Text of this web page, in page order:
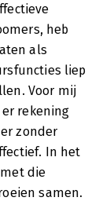
heb
als
liep
Voor mij
rekening
zonder
In het
die
samen.